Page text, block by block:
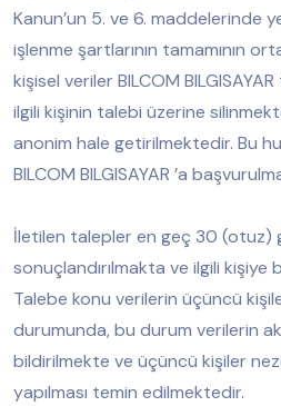
Kanun’un 5. ve 6. maddelerinde
işlenme şartlarının tamamının
kişisel veriler BILCOM
ilgili kişinin talebi üzerine
anonim hale getirilmektedir. Bu
BILCOM BILGISAYAR ’a
İletilen talepler en geç 30 (otuz)
sonuçlandırılmakta ve ilgili kişiye
Talebe konu verilerin üçüncü
durumunda, bu durum verilerin
bildirilmekte ve üçüncü kişiler
yapılması temin edilmektedir.